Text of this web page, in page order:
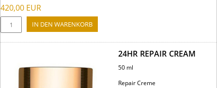
420,00 EUR
24HR REPAIR CREAM
50 ml
Repair Creme